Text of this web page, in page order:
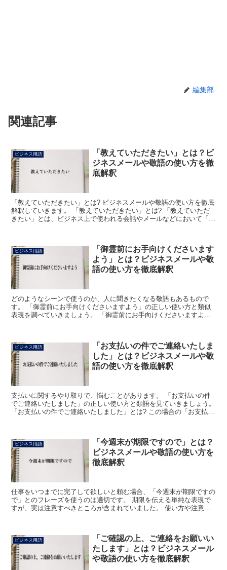
編集部
関連記事
ビジネス用語
「教えていただきたい」とは？ビ
ジネスメールや敬語の使い方を徹
底解釈
「教えていただきたい」とは? ビジネスメールや敬語の使い方を徹底
解釈していきます。 「教えていただきたい」とは? 「教えていただ
きたい」とは、ビジネス上で使われる会話やメールなどにおいて「あ
ビジネス用語
「御霊前にお手向けくださいます
よう」とは？ビジネスメールや敬
語の使い方を徹底解釈
どのようなシーンで使うのか、人に聞きたくなる敬語もあるもので
す。 「御霊前にお手向けくださいますよう」の正しい使い方と類似
表現を調べていきましょう。 「御霊前にお手向けくださいますよ
ビジネス用語
「お支払いの件でご連絡いたしま
した」とは？ビジネスメールや敬
語の使い方を徹底解釈
支払いに関するやり取りで、悩むことがあります。 「お支払いの件
でご連絡いたしました」の正しい使い方と類語を見ていきましょう。
「お支払いの件でご連絡いたしました」とは? この場合の「お支払い
ビジネス用語
「今週末が期限ですので」とは？
ビジネスメールや敬語の使い方を
徹底解釈
仕事をいつまでに完了して欲しいと頼む場合、「今週末が期限ですの
で」とのフレーズを使うのは適切です。 期限を伝える単純な表現で
すが、実は注意すべきところが含まれていました。 使い方や注意点
ビジネス用語
「ご確認の上、ご連絡をお願いい
たします」とは？ビジネスメール
や敬語の使い方を徹底解釈